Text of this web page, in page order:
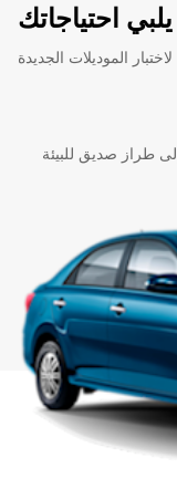
احتياجاتك
الموديلات الجديدة
طراز صديق للبيئة